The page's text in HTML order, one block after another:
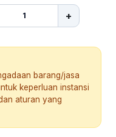
+
barang/jasa
keperluan instansi
aturan yang